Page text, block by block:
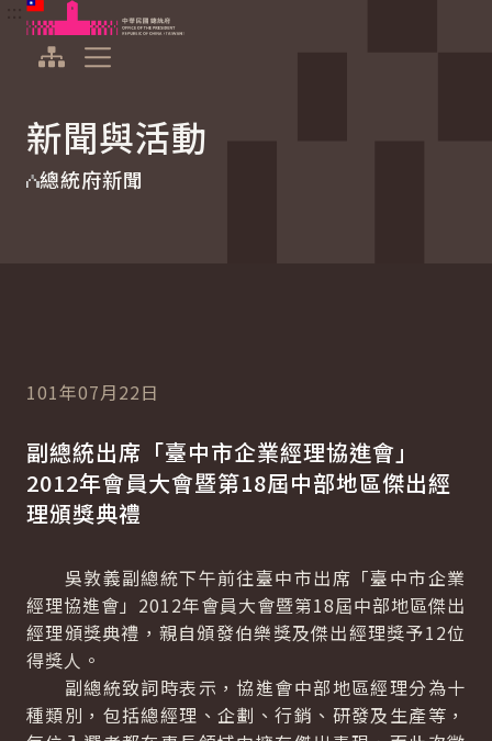
跳到主要內容
中華民國總統府
新聞與活動
總統府新聞
101年07月22日
副總統出席「臺中市企業經理協進會」
2012年會員大會暨第18屆中部地區傑出經
理頒獎典禮
吳敦義副總統下午前往臺中市出席「臺中市企業
經理協進會」2012年會員大會暨第18屆中部地區傑出
經理頒獎典禮，親自頒發伯樂獎及傑出經理獎予12位
得獎人。
副總統致詞時表示，協進會中部地區經理分為十
種類別，包括總經理、企劃、行銷、研發及生產等，